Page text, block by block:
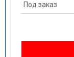
Под заказ